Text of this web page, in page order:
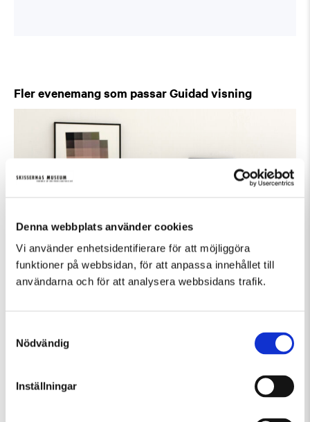
Denna webbplats använder cookies
Vi använder enhetsidentifierare för att möjliggöra
funktioner på webbsidan, för att anpassa innehållet till
användarna och för att analysera webbsidans trafik.
Nödvändig
Inställningar
Fler evenemang som passar Guidad visning
Guidad visning